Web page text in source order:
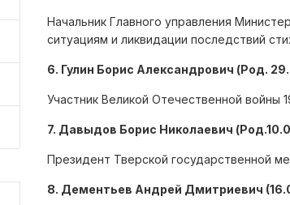
Начальник Главного управления
ситуациям и ликвидации последствий
6. Гулин Борис Александрович (Род.
Участник Великой Отечественной войны
7. Давыдов Борис Николаевич
Президент Тверской государственной
8. Дементьев Андрей Дмитриевич